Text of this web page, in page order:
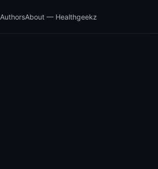
AuthorsAbout — Healthgeekz